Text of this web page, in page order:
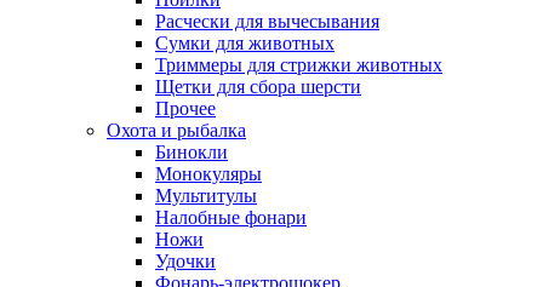
Расчески для вычесывания
Сумки для животных
Триммеры для стрижки животных
Щетки для сбора шерсти
Прочее
Охота и рыбалка
Бинокли
Монокуляры
Мультитулы
Налобные фонари
Ножи
Удочки
Фонарь-электрошокер